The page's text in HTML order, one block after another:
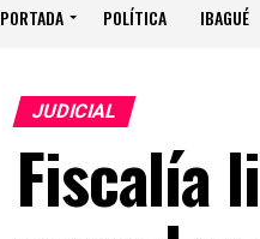
PORTADA POLÍTICA IBAGUÉ
JUDICIAL
Fiscalía